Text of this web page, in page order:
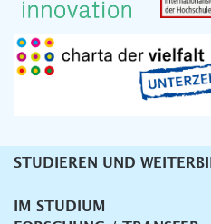
Unternavigation
STUDIEREN UND
IM STUDIUM